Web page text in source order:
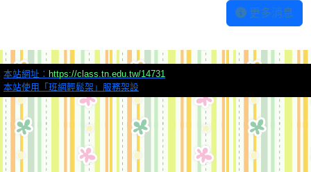
更多消息
本站網址： https://class.tn.edu.tw/14731
本站使用「班網輕鬆架」服務架設